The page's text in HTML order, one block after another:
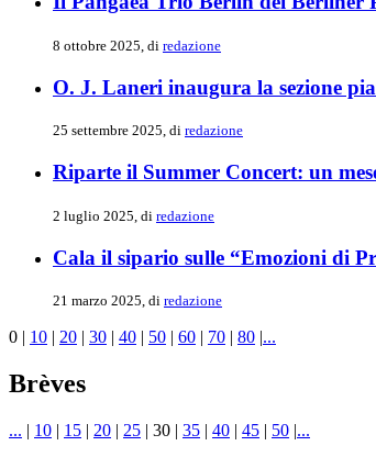
8 ottobre 2025, di redazione
O. J. Laneri inaugura la sezione
25 settembre 2025, di redazione
Riparte il Summer Concert: un
2 luglio 2025, di redazione
Cala il sipario sulle “Emozioni di
21 marzo 2025, di redazione
0 | 10 | 20 | 30 | 40 | 50 | 60 | 70 | 80 |...
Brèves
... | 10 | 15 | 20 | 25 | 30 | 35 | 40 | 45 | 50 |...